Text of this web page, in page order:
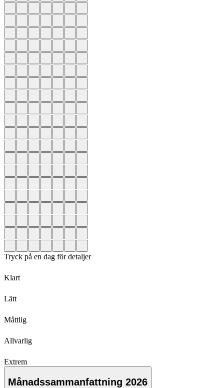
Tryck på en dag för detaljer
Klart
Lätt
Måttlig
Allvarlig
Extrem
Månadssammanfattning 2026